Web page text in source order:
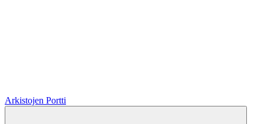
Arkistojen Portti